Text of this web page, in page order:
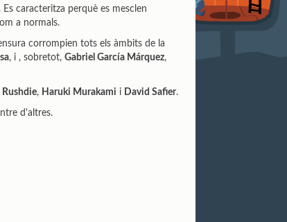
caracteritza perquè es mesclen
a normals.
corrompien tots els àmbits de la
, i , sobretot,Gabriel García Márquez,
Rushdie, Haruki Murakami i David Safier.
d'altres.